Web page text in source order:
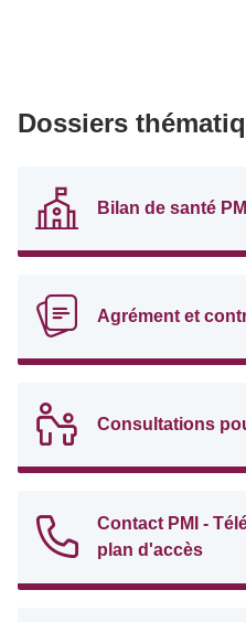
Dossiers
Bilan de santé
Agrément et
Consultations
Contact PMI -
plan d'accès